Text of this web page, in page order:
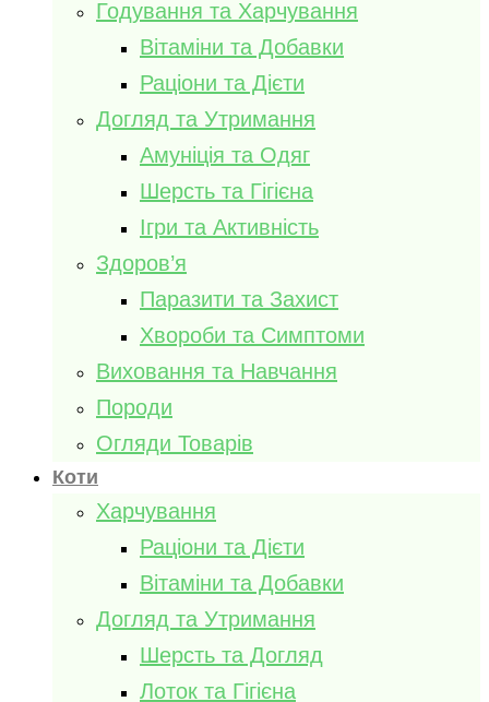
Годування та Харчування
Вітаміни та Добавки
Раціони та Дієти
Догляд та Утримання
Амуніція та Одяг
Шерсть та Гігієна
Ігри та Активність
Здоров’я
Паразити та Захист
Хвороби та Симптоми
Виховання та Навчання
Породи
Огляди Товарів
Коти
Харчування
Раціони та Дієти
Вітаміни та Добавки
Догляд та Утримання
Шерсть та Догляд
Лоток та Гігієна